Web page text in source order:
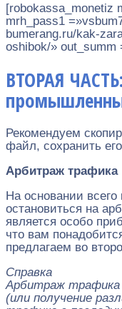
[robokassa_monetiz
mrh_pass1
bumerang.ru/kak-
oshibok/» out_summ
ВТОРАЯ
Рекомендуем
файл, сохранить
Арбитраж трафика
На основании
остановиться на
является особо
что вам
предлагаем во
Справка
Арбитраж трафика
(или получение